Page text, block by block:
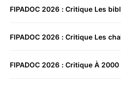
FIPADOC 2026 : Critique Les
FIPADOC 2026 : Critique Les
FIPADOC 2026 : Critique À